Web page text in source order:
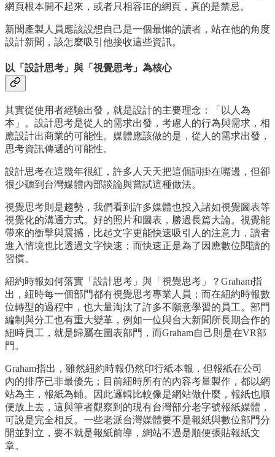
網頁根本開不起來，或者只相容IE的網頁，真的是禁忌。
新聞產製人員應該設想自己是一個最懶的讀者，站在他的角度
設計新聞，該怎麼吸引他接收這些資訊。
以「設計思考」與「視覺思考」為核心
其實從使用者經驗出發，就是設計的主要理念：「以人為
本」。設計思考是從人的需求出發，考慮人的行為與需求，相
應設計出商業的可能性。媒體應該做的是，從人的需求出發，
思考資訊傳遞的可能性。
設計思考在這幾年很紅，許多人天天把這個詞掛在嘴邊，但卻
很少聽到台灣媒體內部談論與嘗試這種做法。
視覺思考則是趨勢，我們看到許多媒體也投入諸如視覺圖表等
視覺化的溝通方式。好的照片和圖表，勝過長篇大論。視覺能
帶來的衝擊與震撼，比起文字更能快速吸引人的注意力，讀者
進入情境也比透過文字快速；而快速正是為了因應數位閱讀的
習慣。
紐約時報如何落實「設計思考」與「視覺思考」？Graham指
出，紐時每一個部門都有視覺思考專業人員；而在紐約時報數
位轉型的過程中，也大量淘汰了許多不願意學習的員工。部門
編制與分工也有重大變革，例如一位與台大新聞所長期合作的
紐時員工，就是歸屬在圖表部門，而Graham自己則是在VR部
門。
Graham指出，雖然紐約時報仍然印行紙本報，但報紙在公司
內的排序已非最優先；目前紐時所有的內容考量製作，都以網
站為主，報紙為輔。因此邏輯比較像是網站做什麼，報紙也順
便放上去，這與筆者觀察到的現有台灣部分老字號報紙媒體，
可說是完全相反。一些老派台灣媒體要不是報紙與數位部門分
開並對立，要不就是報紙前導，網站不過是順便張貼報紙文
章。